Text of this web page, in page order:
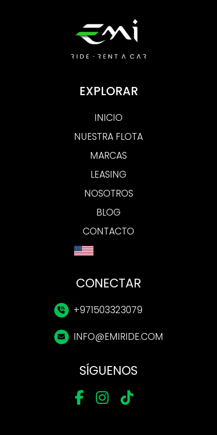
EXPLORAR
INICIO
NUESTRA FLOTA
MARCAS
LEASING
NOSOTROS
BLOG
CONTACTO
CONECTAR
+971503323079
INFO@EMIRIDE.COM
SÍGUENOS